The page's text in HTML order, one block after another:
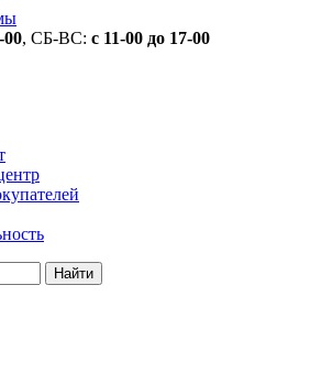
00, СБ-ВС: c 11-00 до 17-00
Найти